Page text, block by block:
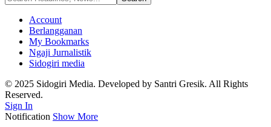
Account
Berlangganan
My Bookmarks
Ngaji Jurnalistik
Sidogiri media
© 2025 Sidogiri Media. Developed by Santri Gresik. All Rights
Reserved.
Sign In
Notification Show More